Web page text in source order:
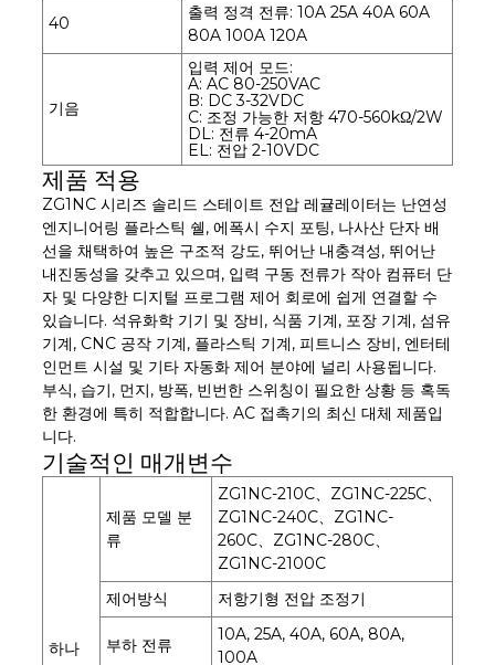
40
출력 정격 전류: 10A 25A 40A 60A
80A 100A 120A
기음
입력 제어 모드:
A: AC 80-250VAC
B: DC 3-32VDC
C: 조정 가능한 저항 470-560kΩ/2W
DL: 전류 4-20mA
EL: 전압 2-10VDC
제품 적용
ZG1NC 시리즈 솔리드 스테이트 전압 레귤레이터는 난연성
엔지니어링 플라스틱 쉘, 에폭시 수지 포팅, 나사산 단자 배
선을 채택하여 높은 구조적 강도, 뛰어난 내충격성, 뛰어난
내진동성을 갖추고 있으며, 입력 구동 전류가 작아 컴퓨터 단
자 및 다양한 디지털 프로그램 제어 회로에 쉽게 연결할 수
있습니다. 석유화학 기기 및 장비, 식품 기계, 포장 기계, 섬유
기계, CNC 공작 기계, 플라스틱 기계, 피트니스 장비, 엔터테
인먼트 시설 및 기타 자동화 제어 분야에 널리 사용됩니다.
부식, 습기, 먼지, 방폭, 빈번한 스위칭이 필요한 상황 등 혹독
한 환경에 특히 적합합니다. AC 접촉기의 최신 대체 제품입
니다.
기술적인 매개변수
하나
제품 모델 분
류
ZG1NC-210C、ZG1NC-225C、
ZG1NC-240C、ZG1NC-
260C、ZG1NC-280C、
ZG1NC-2100C
제어방식
저항기형 전압 조정기
부하 전류
10A, 25A, 40A, 60A, 80A,
100A